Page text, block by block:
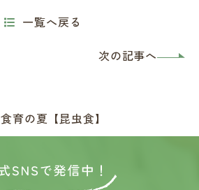
一覧へ戻る
次の記事へ
食育の夏【昆虫食】